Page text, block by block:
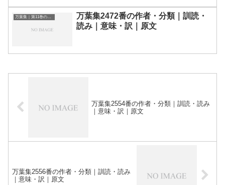
万葉集｜第11巻の和歌一覧
万葉集2472番の作者・分類｜訓読・
読み｜意味・訳｜原文
万葉集2554番の作者・分類｜訓読・読み
｜意味・訳｜原文
万葉集2556番の作者・分類｜訓読・読み
｜意味・訳｜原文